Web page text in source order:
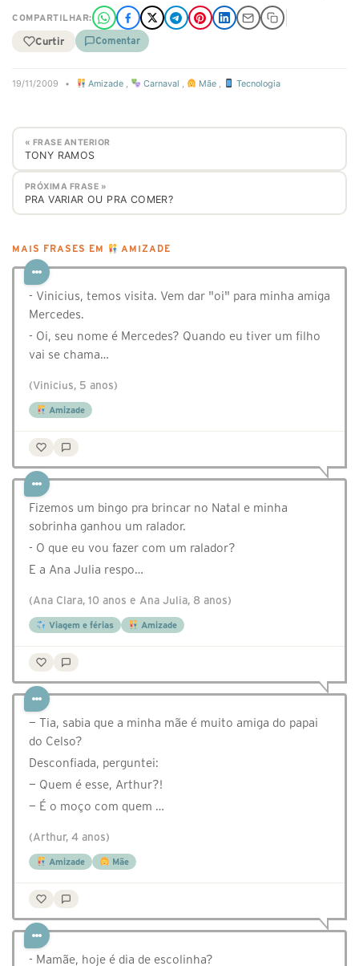
COMPARTILHAR:
Curtir Comentar
19/11/2009 • Amizade , Carnaval , Mãe , Tecnologia
« FRASE ANTERIOR
TONY RAMOS
PRÓXIMA FRASE »
PRA VARIAR OU PRA COMER?
MAIS FRASES EM AMIZADE
- Vinicius, temos visita. Vem dar "oi" para minha amiga
Mercedes.
- Oi, seu nome é Mercedes? Quando eu tiver um filho
vai se chama…
(Vinicius, 5 anos)
Amizade
Fizemos um bingo pra brincar no Natal e minha
sobrinha ganhou um ralador.
- O que eu vou fazer com um ralador?
E a Ana Julia respo…
(Ana Clara, 10 anos e Ana Julia, 8 anos)
Viagem e férias Amizade
— Tia, sabia que a minha mãe é muito amiga do papai
do Celso?
Desconfiada, perguntei:
— Quem é esse, Arthur?!
— É o moço com quem …
(Arthur, 4 anos)
Amizade Mãe
- Mamãe, hoje é dia de escolinha?